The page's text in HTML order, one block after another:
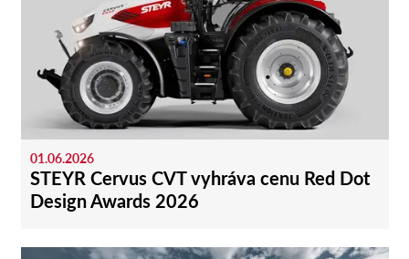
01.06.2026
STEYR Cervus CVT vyhráva cenu Red Dot
Design Awards 2026